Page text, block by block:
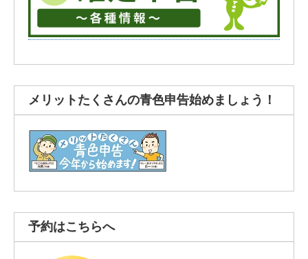
メリットたくさんの青色申告始めましょう！
予約はこちらへ